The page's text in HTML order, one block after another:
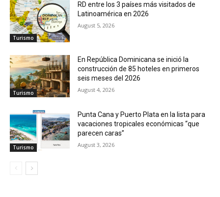
Turismo
RD entre los 3 países más visitados de
Latinoamérica en 2026
August 5, 2026
Turismo
En República Dominicana se inició la
construcción de 85 hoteles en primeros
seis meses del 2026
August 4, 2026
Turismo
Punta Cana y Puerto Plata en la lista para
vacaciones tropicales económicas “que
parecen caras”
August 3, 2026